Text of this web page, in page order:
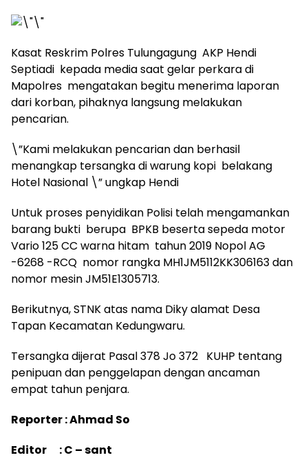
Kasat Reskrim Polres Tulungagung AKP Hendi
Septiadi kepada media saat gelar perkara di
Mapolres mengatakan begitu menerima laporan
dari korban, pihaknya langsung melakukan
pencarian.
\”Kami melakukan pencarian dan berhasil
menangkap tersangka di warung kopi belakang
Hotel Nasional \” ungkap Hendi
Untuk proses penyidikan Polisi telah mengamankan
barang bukti berupa BPKB beserta sepeda motor
Vario 125 CC warna hitam tahun 2019 Nopol AG
-6268 -RCQ nomor rangka MH1JM5112KK306163 dan
nomor mesin JM51E1305713.
Berikutnya, STNK atas nama Diky alamat Desa
Tapan Kecamatan Kedungwaru.
Tersangka dijerat Pasal 378 Jo 372 KUHP tentang
penipuan dan penggelapan dengan ancaman
empat tahun penjara.
Reporter : Ahmad So
Editor : C – sant